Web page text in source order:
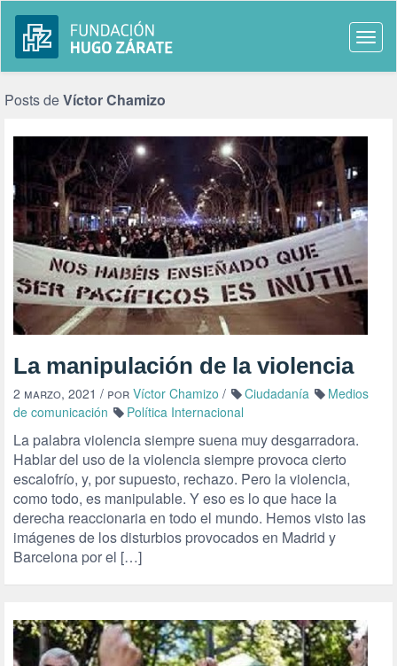
Posts deVíctor Chamizo
La manipulación de la violencia
2 marzo, 2021 / por Víctor Chamizo / Ciudadanía
Medios
de comunicación
Política Internacional
La palabra violencia siempre suena muy desgarradora.
Hablar del uso de la violencia siempre provoca cierto
escalofrío, y, por supuesto, rechazo. Pero la violencia,
como todo, es manipulable. Y eso es lo que hace la
derecha reaccionaria en todo el mundo. Hemos visto las
imágenes de los disturbios provocados en Madrid y
Barcelona por el […]